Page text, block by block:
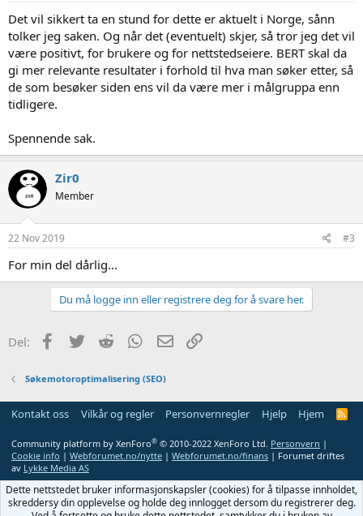
:
Det vil sikkert ta en stund for dette er aktuelt i Norge, sånn
tolker jeg saken. Og når det (eventuelt) skjer, så tror jeg det vil
være positivt, for brukere og for nettstedseiere. BERT skal da
gi mer relevante resultater i forhold til hva man søker etter, så
de som besøker siden ens vil da være mer i målgruppa enn
tidligere.
Spennende sak.
Zir0
Member
22 Nov 2019 #3
For min del dårlig...
Du må logge inn eller registrere deg for å svare her.
Del: Facebook
Twitter Reddit WhatsApp
E-post
Søkemotoroptimalisering (SEO)
Kontakt oss Vilkår og regler Personvernregler Hjelp Hjem
R
Community platform by XenForo® © 2010-2022 XenForo Ltd. Personvern |
Cookie info | Webforumet.no/nytte | Webforumet.no/finans | Forumet driftes
av Lykke Media AS
Dette nettstedet bruker informasjonskapsler (cookies) for å tilpasse innholdet,
skreddersy din opplevelse og holde deg innlogget dersom du registrerer deg.